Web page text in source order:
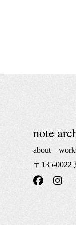
note
about
〒135-